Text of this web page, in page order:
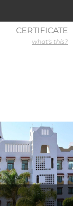
CERTIFICATE
what's this?